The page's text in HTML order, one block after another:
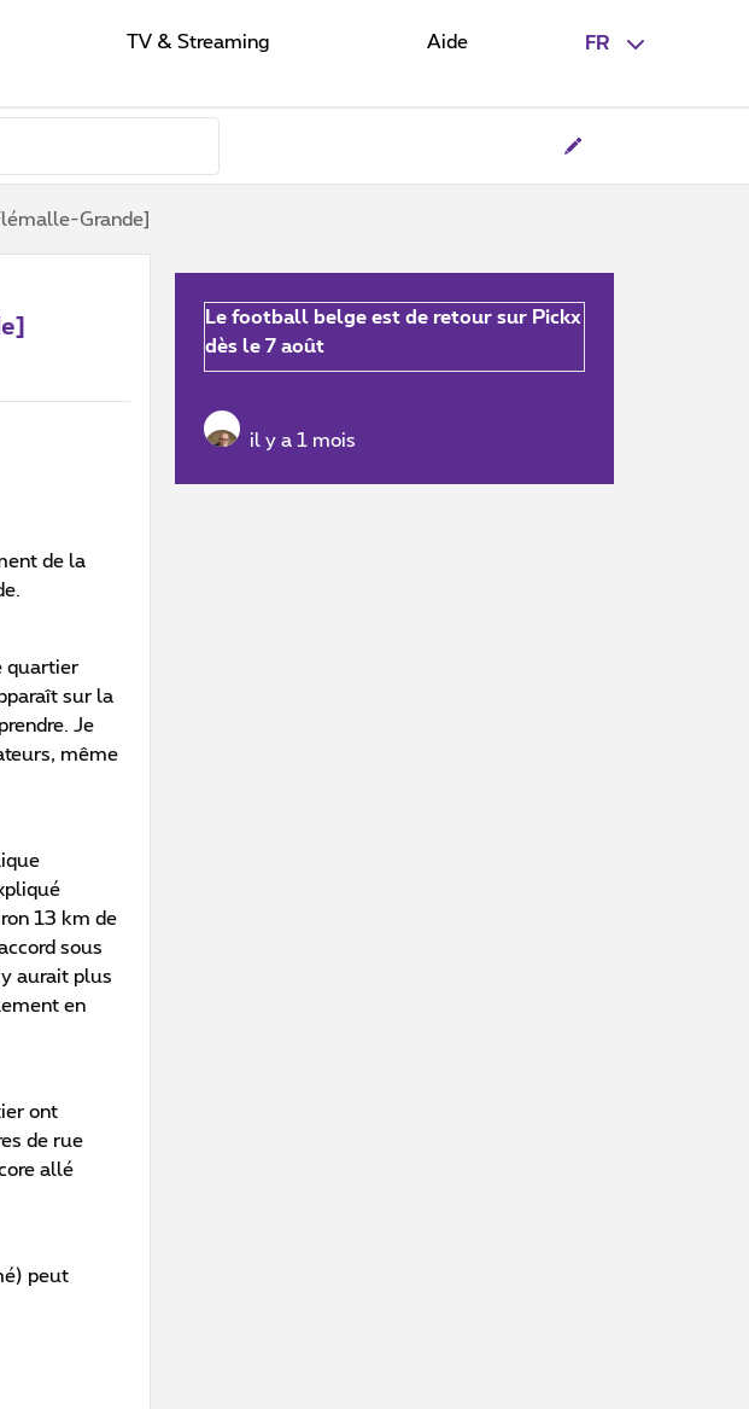
FR
TV & Streaming Aide
Grande]
de la
quartier
sur la
Je
même
13 km de
sous
aurait plus
en
ont
de rue
allé
peut
Le football belge est de retour sur Pickx
dès le 7 août
il y a 1 mois